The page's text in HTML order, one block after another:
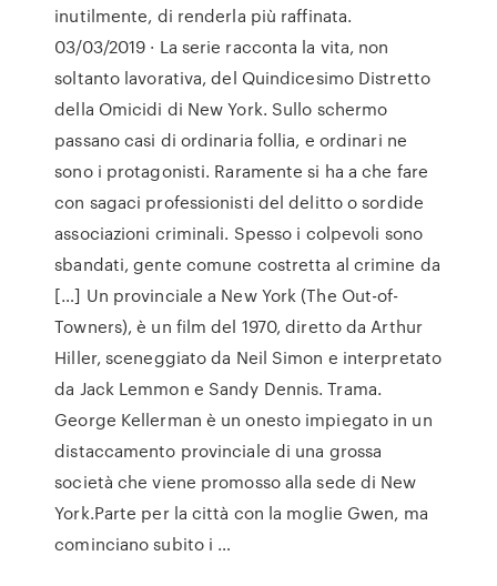
inutilmente, di renderla più raffinata.
03/03/2019 · La serie racconta la vita, non
soltanto lavorativa, del Quindicesimo Distretto
della Omicidi di New York. Sullo schermo
passano casi di ordinaria follia, e ordinari ne
sono i protagonisti. Raramente si ha a che fare
con sagaci professionisti del delitto o sordide
associazioni criminali. Spesso i colpevoli sono
sbandati, gente comune costretta al crimine da
[…] Un provinciale a New York (The Out-of-
Towners), è un film del 1970, diretto da Arthur
Hiller, sceneggiato da Neil Simon e interpretato
da Jack Lemmon e Sandy Dennis. Trama.
George Kellerman è un onesto impiegato in un
distaccamento provinciale di una grossa
società che viene promosso alla sede di New
York.Parte per la città con la moglie Gwen, ma
cominciano subito i …